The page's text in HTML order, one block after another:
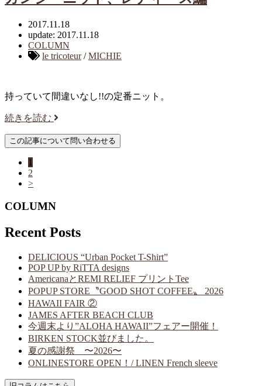
2017.11.18
update: 2017.11.18
COLUMN
le tricoteur/MICHIE
持っていて間違いなし!!の定番ニット。
続きを読む
1
2
>
COLUMN
Recent Posts
DELICIOUS “Urban Pocket T-Shirt”
POP UP by RiTTA designs
AmericanaとREMI RELIEF プリントTee
POPUP STORE〝GOOD SHOT COFFEE〟 2026
HAWAII FAIR ②
JAMES AFTER BEACH CLUB
今週末より”ALOHA HAWAII”フェアー開催！
BIRKEN STOCK並びました。
夏の感謝祭 〜2026〜
ONLINESTORE OPEN！/ LINEN French sleeve